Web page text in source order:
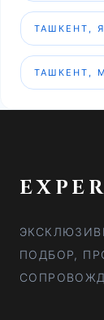
ТАШКЕНТ,
ТАШКЕНТ,
ПОДБОР,